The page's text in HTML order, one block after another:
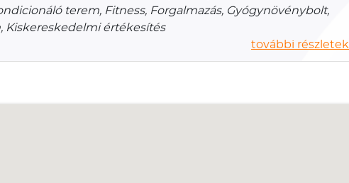
terem, Fitness, Forgalmazás, Gyógynövénybolt,
Kiskereskedelmi értékesítés
további részletek